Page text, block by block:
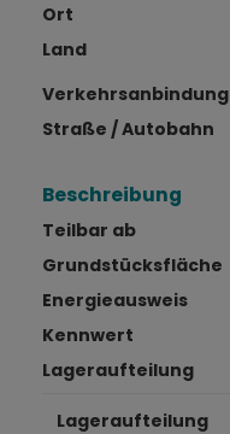
Ort
Land
Verkehrsanbindung
Straße / Autobahn
Beschreibung
Teilbar ab
Grundstücksfläche
Energieausweis
Kennwert
Lageraufteilung
Lageraufteilung